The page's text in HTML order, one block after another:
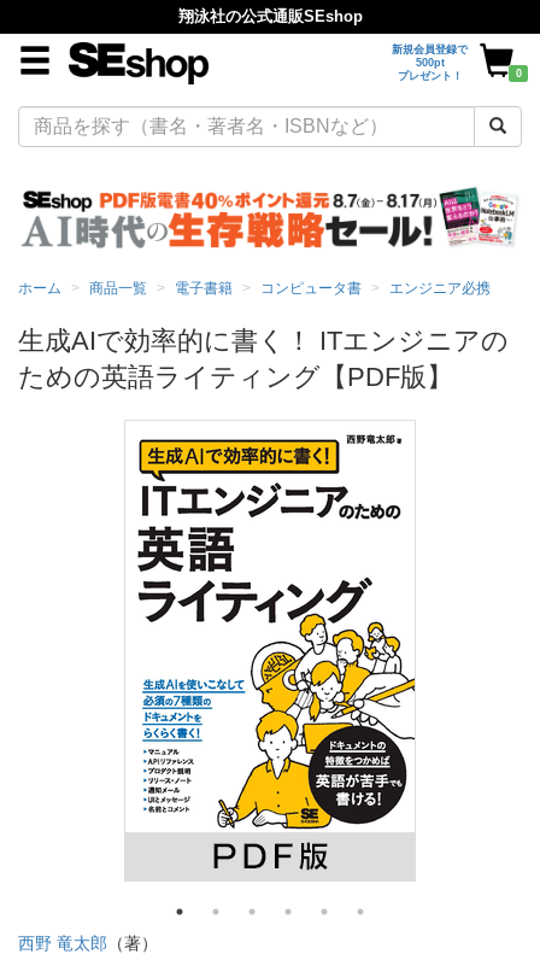
翔泳社の公式通販SEshop
新規会員登録で
500pt
プレゼント！
0
ホーム 商品一覧 電子書籍 コンピュータ書 エンジニア必携
生成AIで効率的に書く！ ITエンジニアの
ための英語ライティング【PDF版】
西野 竜太郎 （著）